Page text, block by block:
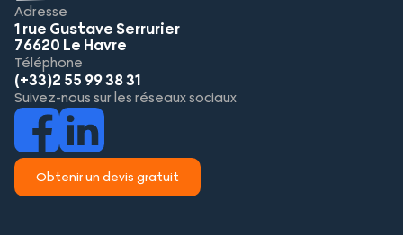
Adresse
1 rue Gustave Serrurier
76620 Le Havre
Téléphone
(+33)2 55 99 38 31
Suivez-nous sur les réseaux sociaux
Obtenir un devis gratuit